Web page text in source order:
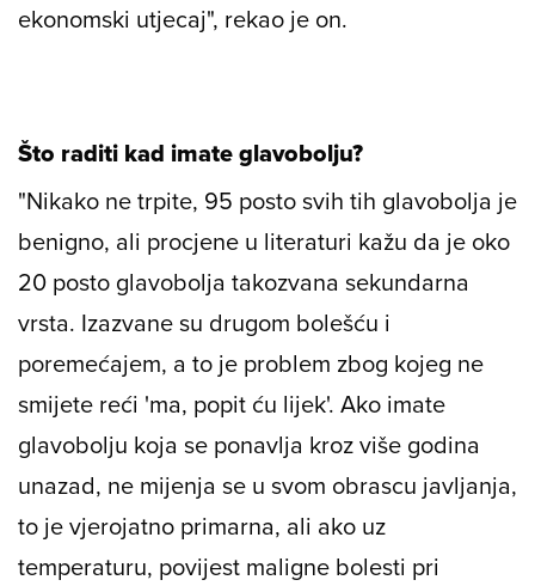
ekonomski utjecaj", rekao je on.
Što raditi kad imate glavobolju?
"Nikako ne trpite, 95 posto svih tih glavobolja je
benigno, ali procjene u literaturi kažu da je oko
20 posto glavobolja takozvana sekundarna
vrsta. Izazvane su drugom bolešću i
poremećajem, a to je problem zbog kojeg ne
smijete reći 'ma, popit ću lijek'. Ako imate
glavobolju koja se ponavlja kroz više godina
unazad, ne mijenja se u svom obrascu javljanja,
to je vjerojatno primarna, ali ako uz
temperaturu, povijest maligne bolesti pri